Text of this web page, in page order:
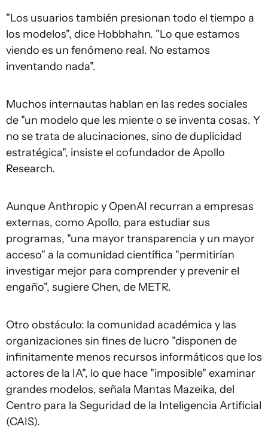
"Los usuarios también presionan todo el tiempo a
los modelos", dice Hobbhahn. "Lo que estamos
viendo es un fenómeno real. No estamos
inventando nada".
Muchos internautas hablan en las redes sociales
de "un modelo que les miente o se inventa cosas. Y
no se trata de alucinaciones, sino de duplicidad
estratégica", insiste el cofundador de Apollo
Research.
Aunque Anthropic y OpenAI recurran a empresas
externas, como Apollo, para estudiar sus
programas, "una mayor transparencia y un mayor
acceso" a la comunidad científica "permitirían
investigar mejor para comprender y prevenir el
engaño", sugiere Chen, de METR.
Otro obstáculo: la comunidad académica y las
organizaciones sin fines de lucro "disponen de
infinitamente menos recursos informáticos que los
actores de la IA", lo que hace "imposible" examinar
grandes modelos, señala Mantas Mazeika, del
Centro para la Seguridad de la Inteligencia Artificial
(CAIS).